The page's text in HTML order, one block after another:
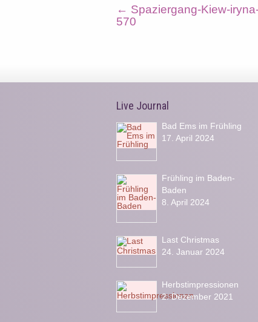
← Spaziergang-Kiew-
570
Live Journal
Bad Ems im Frühling
17. April 2024
Frühling im Baden-
Baden
8. April 2024
Last Christmas
24. Januar 2024
Herbstimpressionen
2. Dezember 2021